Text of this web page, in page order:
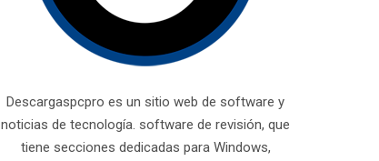
Descargaspcpro es un sitio web de software y
noticias de tecnología. software de revisión, que
tiene secciones dedicadas para Windows,